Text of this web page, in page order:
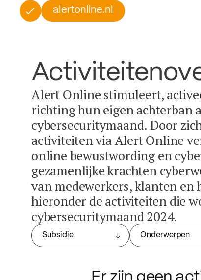
alertonline.nl
Alert Online stimuleert,
richting hun eigen achterban
cybersecuritymaand. Door
activiteiten via Alert Online
online bewustwording en
gezamenlijke krachten
van medewerkers, klanten
hieronder de activiteiten die
cybersecuritymaand 2024.
Subsidie Onderwerpen
Er zijn geen